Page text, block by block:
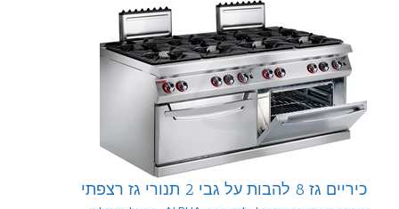
כיריים גז 8 להבות על גבי 2 תנורי גז רצפתי